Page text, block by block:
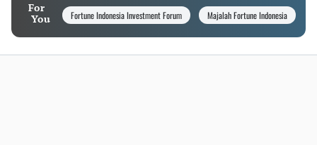
For
You
Fortune Indonesia Investment Forum Majalah Fortune Indonesia